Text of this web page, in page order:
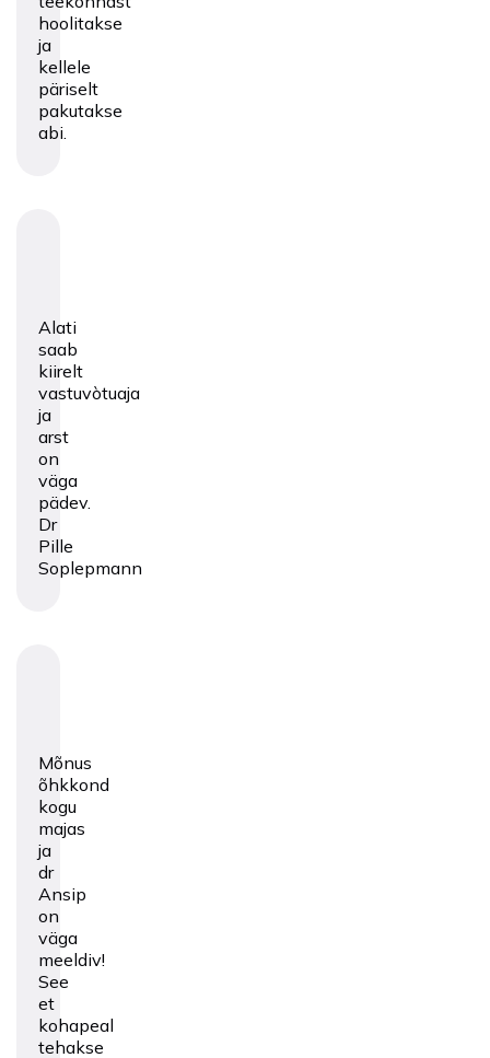
hoolitakse
ja
kellele
päriselt
pakutakse
abi.
Alati
saab
kiirelt
vastuvòtuaja
ja
arst
on
väga
pädev.
Dr
Pille
Soplepmann
Mõnus
õhkkond
kogu
majas
ja
dr
Ansip
on
väga
meeldiv!
See
et
kohapeal
tehakse